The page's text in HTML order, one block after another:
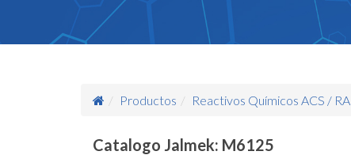
Productos Reactivos Químicos ACS / RA
Catalogo Jalmek: M6125